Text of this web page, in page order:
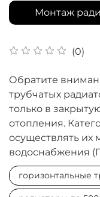
(0)
Монтаж
Обратите
трубчатых
только в
отопления.
осуществлять их
водоснабжения
горизонтальные